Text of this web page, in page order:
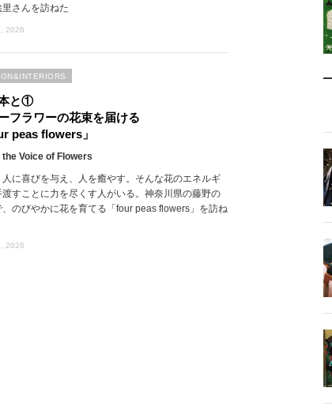
里さんを訪ねた
2026
と①
フラワーの花束を届ける
peas flowers」
the Voice of Flowers
人に喜びを与え、人を癒やす。そんな花のエネルギ
渡すことに力を尽くす人がいる。神奈川県の藤野の
、のびやかに花を育てる「four peas flowers」を訪ね
2026